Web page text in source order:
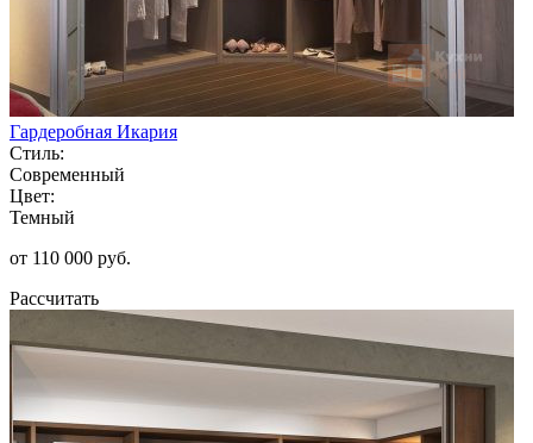
Гардеробная Икария
Стиль:
Современный
Цвет:
Темный
от 110 000 руб.
Рассчитать